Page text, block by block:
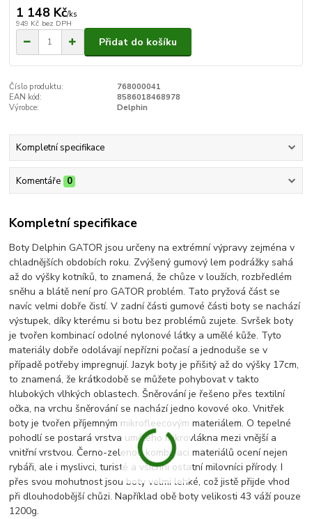
1 148 Kč/ks
949 Kč bez DPH
Přidat do košíku
Číslo produktu:
768000041
EAN kód:
8586018468978
Výrobce:
Delphin
Kompletní specifikace
Komentáře 0
Kompletní specifikace
Boty Delphin GATOR jsou určeny na extrémní výpravy zejména v
chladnějších obdobích roku. Zvýšený gumový lem podrážky sahá
až do výšky kotníků, to znamená, že chůze v loužích, rozbředlém
sněhu a blátě není pro GATOR problém. Tato pryžová část se
navíc velmi dobře čistí. V zadní části gumové části boty se nachází
výstupek, díky kterému si botu bez problémů zujete. Svršek boty
je tvořen kombinací odolné nylonové látky a umělé kůže. Tyto
materiály dobře odolávají nepřízni počasí a jednoduše se v
případě potřeby impregnují. Jazyk boty je přišitý až do výšky 17cm,
to znamená, že krátkodobě se můžete pohybovat v takto
hlubokých vlhkých oblastech. Šněrování je řešeno přes textilní
očka, na vrchu šněrování se nachází jedno kovové oko. Vnitřek
boty je tvořen příjemným mikrofleecovým materiálem. O tepelné
pohodlí se postará vrstva umělého mikrovlákna mezi vnější a
vnitřní vrstvou. Černo-zelenou kombinaci materiálů ocení nejen
rybáři, ale i myslivci, turisté a všichni ostatní milovníci přírody. I
přes svou mohutnost jsou boty velmi lehké, což jistě přijde vhod
při dlouhodobější chůzi. Například obě boty velikosti 43 váží pouze
1200g.